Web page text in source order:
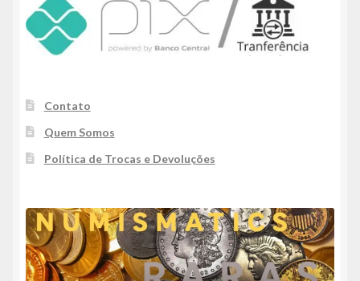
Contato
Quem Somos
Política de Trocas e Devoluções